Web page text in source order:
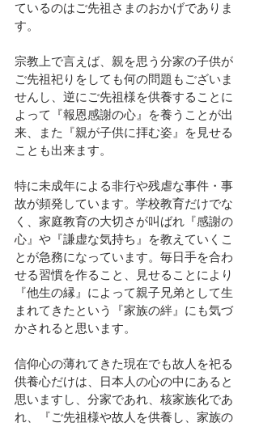
ているのはご先祖さまのおかげでありま
す。
宗教上で言えば、親を思う分家の子供が
ご先祖祀りをしても何の問題もございま
せんし、逆にご先祖様を供養することに
よって『報恩感謝の心』を養うことが出
来、また『親が子供に拝む姿』を見せる
ことも出来ます。
特に未成年による非行や残虐な事件・事
故が頻発しています。学校教育だけでな
く、家庭教育の大切さが叫ばれ『感謝の
心』や『謙虚な気持ち』を教えていくこ
とが急務になっています。毎日手を合わ
せる習慣を作ること、見せることにより
『他生の縁』によって親子兄弟として生
まれてきたという『家族の絆』にも気づ
かされると思います。
信仰心の薄れてきた現在でも故人を祀る
供養心だけは、日本人の心の中にあると
思いますし、分家であれ、核家族化であ
れ、『ご先祖様や故人を供養し、家族の